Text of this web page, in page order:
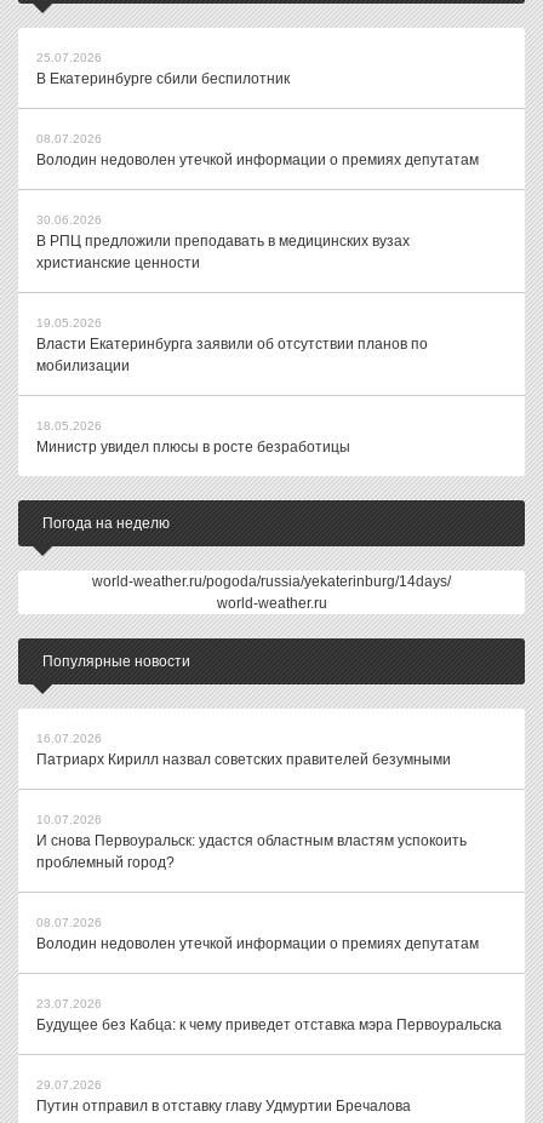
25.07.2026
В Екатеринбурге сбили беспилотник
08.07.2026
Володин недоволен утечкой информации о премиях депутатам
30.06.2026
В РПЦ предложили преподавать в медицинских вузах
христианские ценности
19.05.2026
Власти Екатеринбурга заявили об отсутствии планов по
мобилизации
18.05.2026
Министр увидел плюсы в росте безработицы
Погода на неделю
world-weather.ru/pogoda/russia/yekaterinburg/14days/
world-weather.ru
Популярные новости
16.07.2026
Патриарх Кирилл назвал советских правителей безумными
10.07.2026
И снова Первоуральск: удастся областным властям успокоить
проблемный город?
08.07.2026
Володин недоволен утечкой информации о премиях депутатам
23.07.2026
Будущее без Кабца: к чему приведет отставка мэра Первоуральска
29.07.2026
Путин отправил в отставку главу Удмуртии Бречалова